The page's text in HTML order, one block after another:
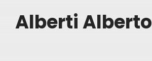
Alberti Alberto